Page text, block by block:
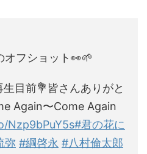
オフショット👀🌱
目前💐皆さんありがと
Again〜Come Again
Nzp9bPuY5s#君の花に
弥 #綱啓永 #八村倫太郎